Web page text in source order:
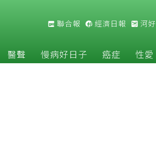
聯合報 經濟日報 河
醫聲 慢病好日子 癌症 性愛